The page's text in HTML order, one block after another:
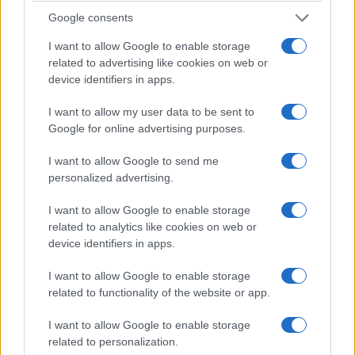
Google consents
I want to allow Google to enable storage
related to advertising like cookies on web or
device identifiers in apps.
I want to allow my user data to be sent to
Google for online advertising purposes.
I want to allow Google to send me
personalized advertising.
I want to allow Google to enable storage
related to analytics like cookies on web or
device identifiers in apps.
I want to allow Google to enable storage
related to functionality of the website or app.
I want to allow Google to enable storage
related to personalization.
ενεργοποιηθεί από το ταμπλό, εξασφαλίζεται έως και 12%
περισσότερη οικονομία καυσίμου. Η ένδειξη αλλαγής
ταχύτητας («Gear Shift Indication») ενημερώνει τον οδηγό
για το πότε είναι η καλύτερη στιγμή για αλλαγή ταχύτητας,
εξοικονομώντας έτσι επιπλέον 5% στα καύσιμα.
Η τιμή του ξεκινάει από τις 14.677 ευρώ (+ΦΠΑ), ενώ
καλύπτεται από εργοστασιακή εγγύηση πέντε ετών με όριο
100.000 χλμ. (όποιο συμβεί πρώτο και απεριόριστα για τα 2
Επιπλέον καλύπτεται από εγγύηση βαφής τριών ετών και
αντισκωρική εγγύηση 12 ετών (χωρίς όριο χιλιομέτρων).